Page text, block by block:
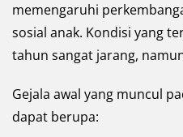
memengaruhi
sosial anak. Kondisi yang
tahun sangat jarang,
Gejala awal yang muncul
dapat berupa: